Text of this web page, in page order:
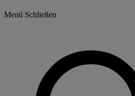
Menü Schließen